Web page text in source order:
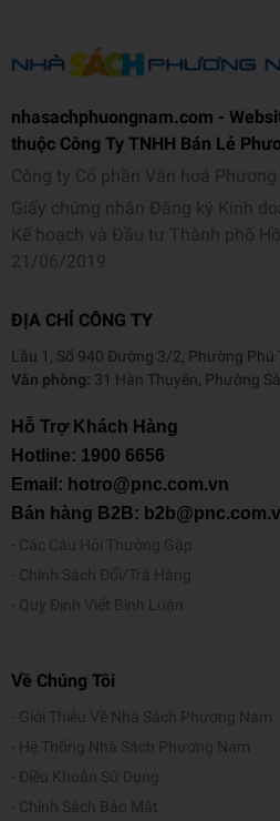
nhasachphuongnam.com -
thuộc Công Ty TNHH Bán Lẻ
Công ty Cổ phần Văn hoá
Giấy chứng nhận Đăng ký Kinh
Kế hoạch và Đầu tư Thành phố
21/06/2019
ĐỊA CHỈ CÔNG TY
Lầu 1, Số 940 Đường 3/2, Phường Phú
Văn phòng: 31 Hàn Thuyên, Phường
Hỗ Trợ Khách Hàng
Hotline: 1900 6656
Email: hotro@pnc.com.vn
Bán hàng B2B:
Các Câu Hỏi Thường Gặp
Chính Sách Đổi/Trả Hàng
Quy Định Viết Bình Luận
Về Chúng Tôi
Giới Thiệu Về Nhà Sách Phương Nam
Hệ Thống Nhà Sách Phương Nam
Điều Khoản Sử Dụng
Chính Sách Bảo Mật